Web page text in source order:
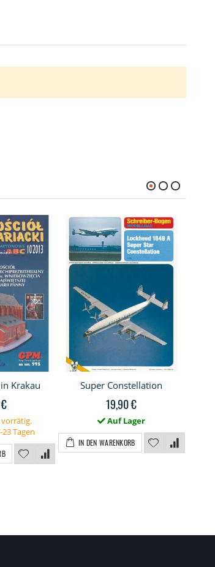
Krakau
Tagen
Super Constellation
19,90 €
Auf Lager
IN DEN WARENKORB